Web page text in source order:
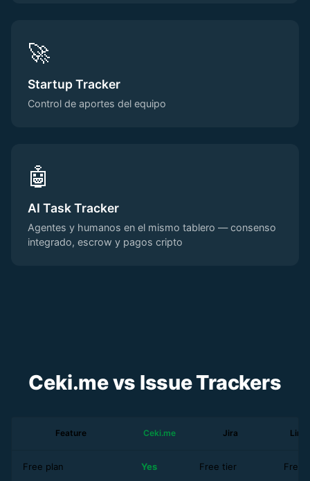
🚀
Startup Tracker
Control de aportes del equipo
🤖
AI Task Tracker
Agentes y humanos en el mismo tablero — consenso
integrado, escrow y pagos cripto
Ceki.me vs Issue Trackers
Feature Ceki.me Jira
Free plan Yes Free tier Free